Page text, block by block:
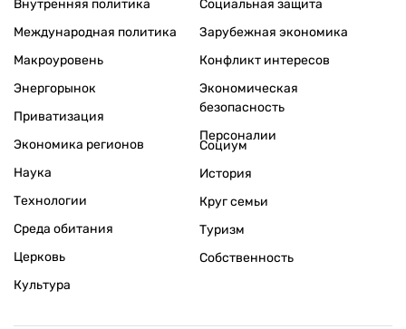
Внутренняя политика
Международная политика
Макроуровень
Энергорынок
Приватизация
Экономика регионов
Социальная защита
Зарубежная экономика
Конфликт интересов
Экономическая
безопасность
Персоналии
Наука
Технологии
Среда обитания
Церковь
Культура
Социум
История
Круг семьи
Туризм
Собственность